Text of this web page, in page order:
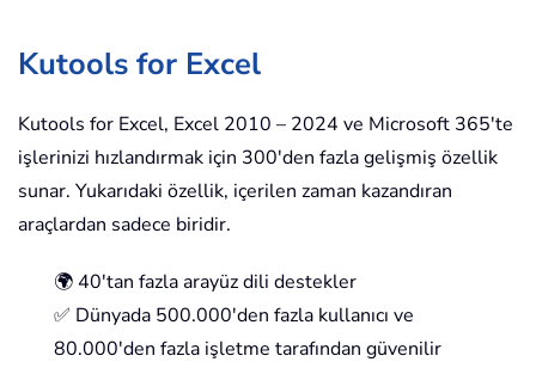
Kutools for Excel
Kutools for Excel, Excel 2010 – 2024 ve Microsoft 365'te
işlerinizi hızlandırmak için 300'den fazla gelişmiş özellik
sunar. Yukarıdaki özellik, içerilen zaman kazandıran
araçlardan sadece biridir.
🌍 40'tan fazla arayüz dili destekler
✅ Dünyada 500.000'den fazla kullanıcı ve
80.000'den fazla işletme tarafından güvenilir